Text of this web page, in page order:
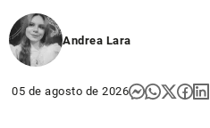
Andrea Lara
05 de agosto de 2026